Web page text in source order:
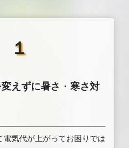
１
えずに暑さ ・ 寒さ対
電気代が上がってお困りでは